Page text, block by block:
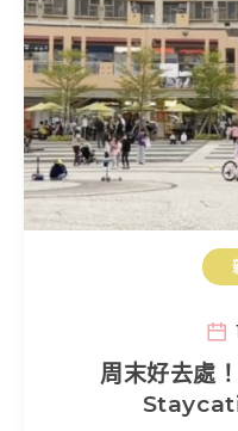
周末好去處